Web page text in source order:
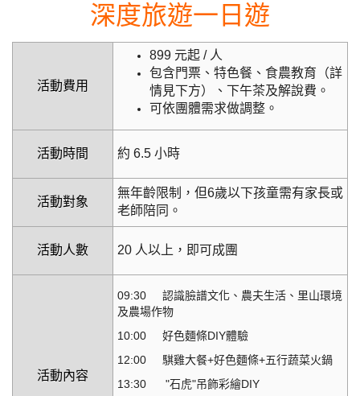
深度旅遊一日遊
活動費用
899 元起 / 人
包含門票、特色餐、食農教育（詳
情見下方）、下午茶及解說費。
可依團體需求做調整。
活動時間 約 6.5 小時
活動對象
無年齡限制，但6歲以下孩童需有家長或
老師陪同。
活動人數 20 人以上，即可成團
活動內容
09:30 認識臉譜文化、農夫生活、里山環境
及農場作物
10:00 好色麵條DIY體驗
12:00 騏雞大餐+好色麵條+五行蔬菜火鍋
13:30 "石虎"吊飾彩繪DIY